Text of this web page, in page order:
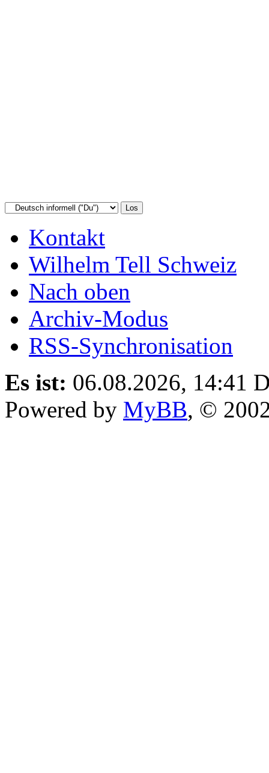
Kontakt
Wilhelm Tell Schweiz
Nach oben
Archiv-Modus
RSS-Synchronisation
Es ist: 06.08.2026, 14:41
Powered by MyBB, ©